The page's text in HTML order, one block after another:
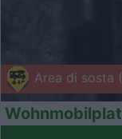
Area di sosta